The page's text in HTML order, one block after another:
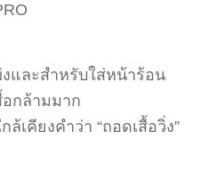
และสำหรับใส่หน้าร้อน
อกล้ามมาก
ล้เคียงคำว่า “ถอดเสื้อวิ่ง”